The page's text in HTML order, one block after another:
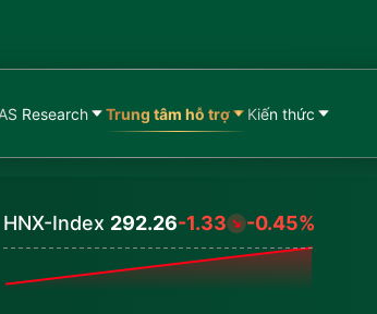
Research Trung tâm hỗ trợ Kiến thức
HNX-Index 292.26-1.33 -0.45%